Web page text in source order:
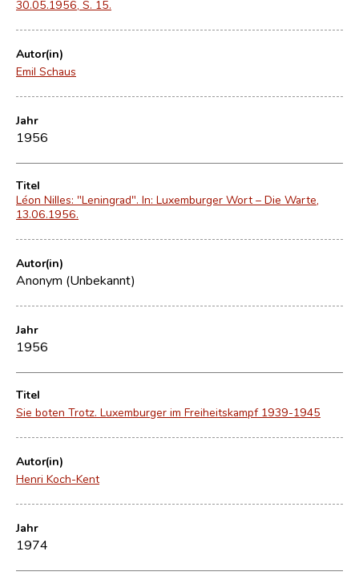
30.05.1956, S. 15.
Autor(in)
Emil Schaus
Jahr
1956
Titel
Léon Nilles: "Leningrad". In: Luxemburger Wort – Die Warte,
13.06.1956.
Autor(in)
Anonym (Unbekannt)
Jahr
1956
Titel
Sie boten Trotz. Luxemburger im Freiheitskampf 1939-1945
Autor(in)
Henri Koch-Kent
Jahr
1974